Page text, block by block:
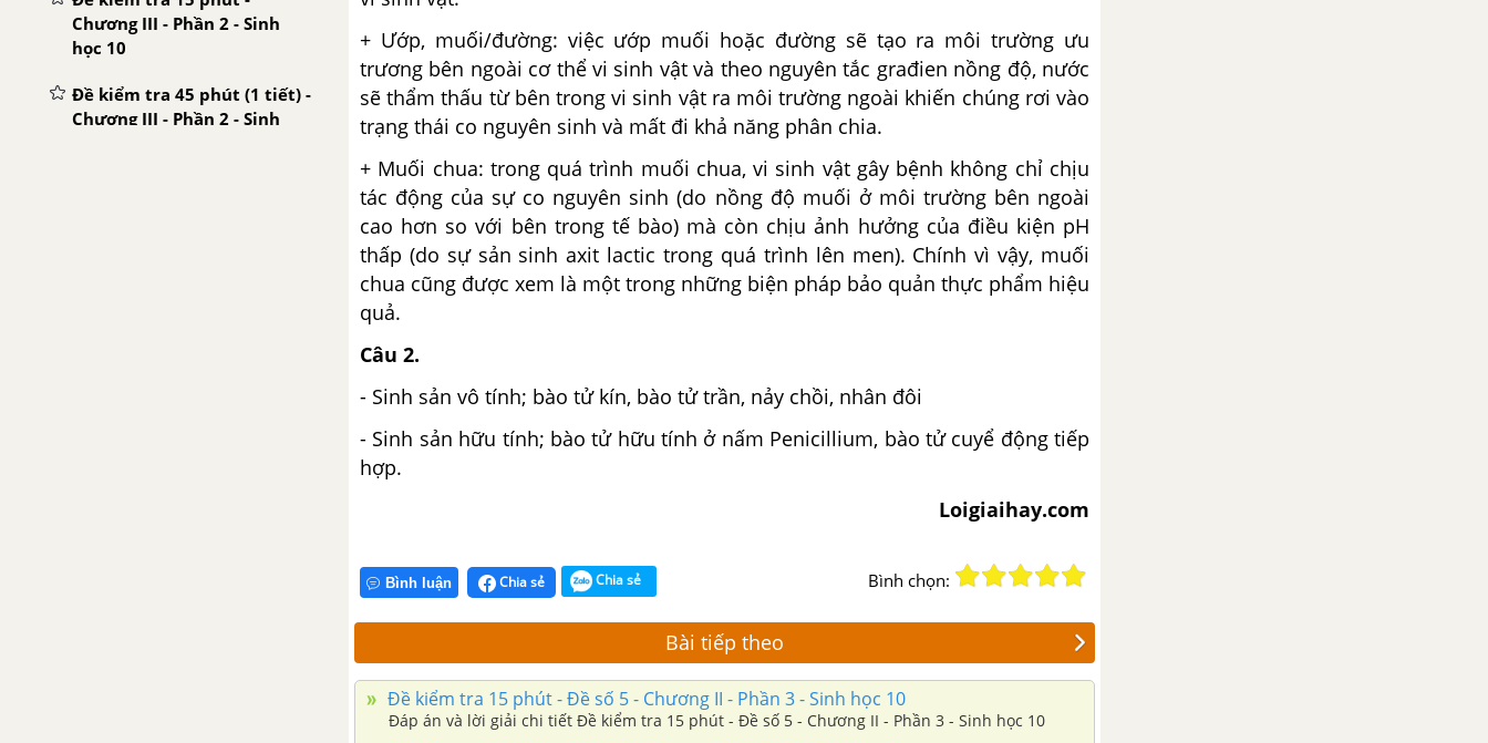
Chương III - Phần 2 - Sinh
học 10
Đề kiểm tra 45 phút (1 tiết) -
Chương III - Phần 2 - Sinh
+ Ướp, muối/đường: việc ướp muối hoặc đường sẽ tạo ra môi trường ưu
trương bên ngoài cơ thể vi sinh vật và theo nguyên tắc građien nồng độ, nước
sẽ thẩm thấu từ bên trong vi sinh vật ra môi trường ngoài khiến chúng rơi vào
trạng thái co nguyên sinh và mất đi khả năng phân chia.
+ Muối chua: trong quá trình muối chua, vi sinh vật gây bệnh không chỉ chịu
tác động của sự co nguyên sinh (do nồng độ muối ở môi trường bên ngoài
cao hơn so với bên trong tế bào) mà còn chịu ảnh hưởng của điều kiện pH
thấp (do sự sản sinh axit lactic trong quá trình lên men). Chính vì vậy, muối
chua cũng được xem là một trong những biện pháp bảo quản thực phẩm hiệu
quả.
Câu 2.
- Sinh sản vô tính; bào tử kín, bào tử trần, nảy chồi, nhân đôi
- Sinh sản hữu tính; bào tử hữu tính ở nấm Penicillium, bào tử cuyể động tiếp
hợp.
Loigiaihay.com
Bình luận Chia sẻ Chia sẻ Bình chọn:
Bài tiếp theo
Đề kiểm tra 15 phút - Đề số 5 - Chương II - Phần 3 - Sinh học 10
Đáp án và lời giải chi tiết Đề kiểm tra 15 phút - Đề số 5 - Chương II - Phần 3 - Sinh học 10